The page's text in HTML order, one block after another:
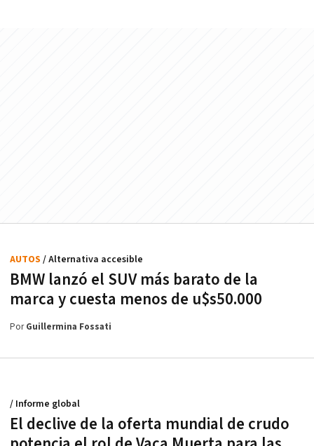
BMW lanzó el SUV más barato de la
marca y cuesta menos de u$s50.000
AUTOS / Alternativa accesible
PorGuillermina Fossati
El declive de la oferta mundial de crudo
/ Informe global